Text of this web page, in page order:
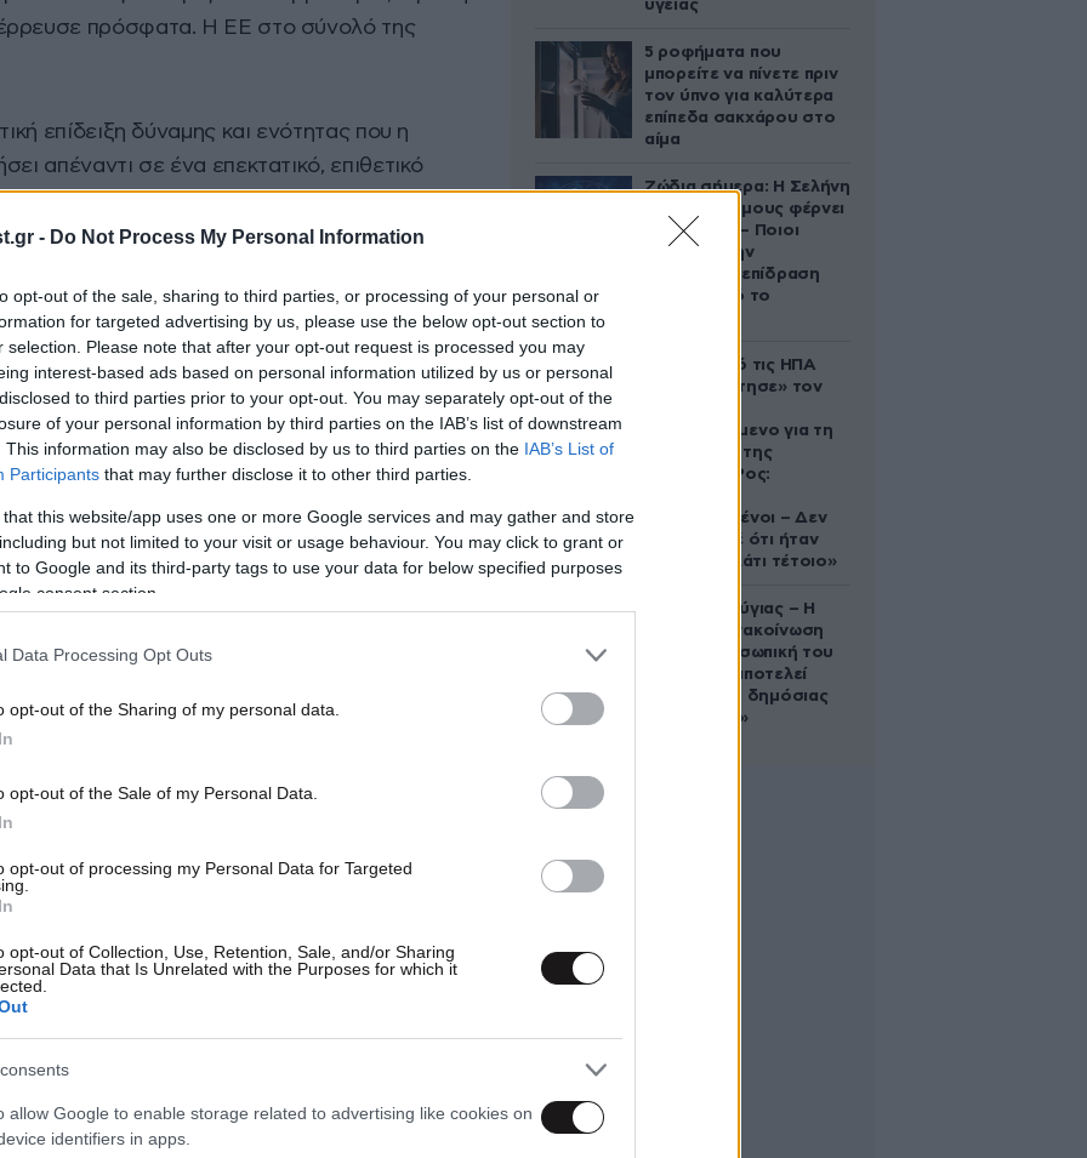
- Do Not Process My Personal Information
opt-out of the sale, sharing to third parties, or processing of your personal or
for targeted advertising by us, please use the below opt-out section to
selection. Please note that after your opt-out request is processed you may
interest-based ads based on personal information utilized by us or personal
to third parties prior to your opt-out. You may separately opt-out of the
of your personal information by third parties on the IAB’s list of downstream
This information may also be disclosed by us to third parties on the IAB’s List of
Participants that may further disclose it to other third parties.
that this website/app uses one or more Google services and may gather and store
but not limited to your visit or usage behaviour. You may click to grant or
to Google and its third-party tags to use your data for below specified purposes
consent section.
Data Processing Opt Outs
opt-out of the Sharing of my personal data.
opt-out of the Sale of my Personal Data.
opt-out of processing my Personal Data for Targeted
opt-out of Collection, Use, Retention, Sale, and/or Sharing
Data that Is Unrelated with the Purposes for which it
allow Google to enable storage related to advertising like cookies on
identifiers in apps.
πρόσφατα. Η ΕΕ στο σύνολό της
επίδειξη δύναμης και ενότητας που η
απέναντι σε ένα επεκτατικό, επιθετικό
συμπληρώνει: «Και πώς θα εκπληρώσει η
αταλάντευτα στο πλευρό της
ΗΠΑ, Ντόναλντ Τραμπ, μειώσει ή
προς το Κίεβο;».
Οίκο γεμίζει ανησυχία την ΕΕ και την Ευρώπη
υγείας
5 ροφήματα που
μπορείτε να πίνετε πριν
τον ύπνο για καλύτερα
επίπεδα σακχάρου στο
αίμα
Ζώδια σήμερα: Η Σελήνη
στους Διδύμους φέρνει
ανατροπές – Ποιοι
δέχονται την
ευεργετική επίδραση
του Δία από το
Ζευγάρι από τις ΗΠΑ
που «υιοθέτησε» τον
κατηγορούμενο για τη
δολοφονία της
Ελίζαμπεθ Ρος:
συντετριμμένοι – Δεν
έδειξε ποτέ ότι ήταν
ικανός για κάτι τέτοιο»
Χρίστος Κούγιας – Η
αυστηρή ανακοίνωση
για την προσωπική του
ζωή: «Δεν αποτελεί
αντικείμενο δημόσιας
συζήτησης»